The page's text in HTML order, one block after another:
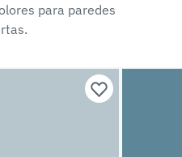
para paredes